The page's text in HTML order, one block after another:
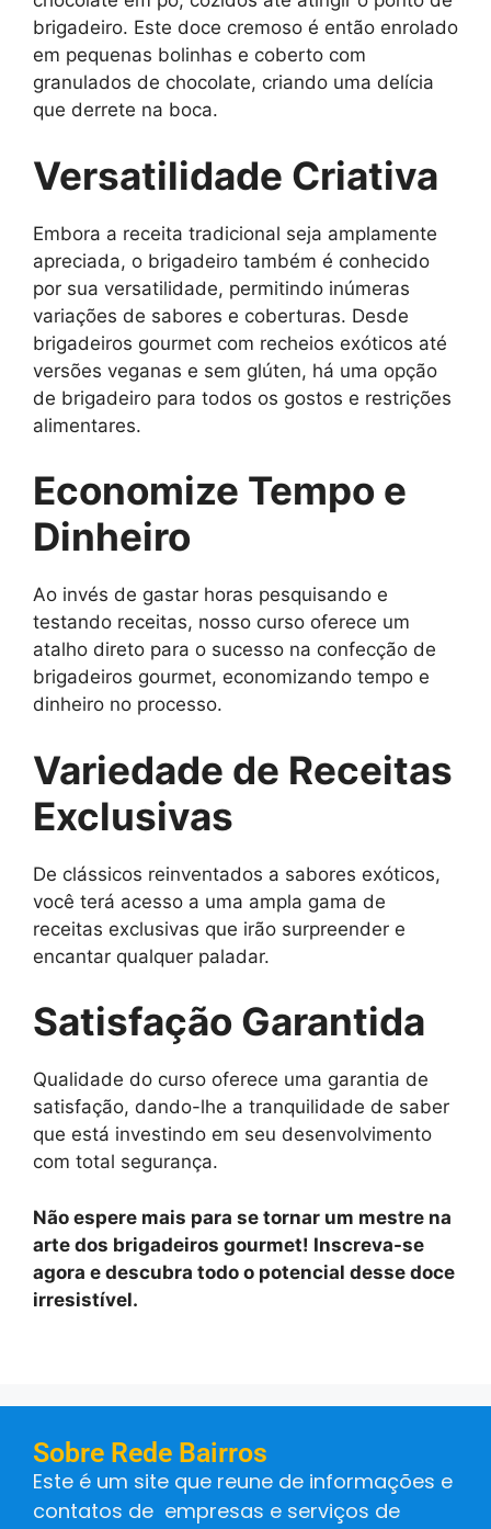
brigadeiro. Este doce cremoso é então enrolado
em pequenas bolinhas e coberto com
granulados de chocolate, criando uma delícia
que derrete na boca.
Versatilidade Criativa
Embora a receita tradicional seja amplamente
apreciada, o brigadeiro também é conhecido
por sua versatilidade, permitindo inúmeras
variações de sabores e coberturas. Desde
brigadeiros gourmet com recheios exóticos até
versões veganas e sem glúten, há uma opção
de brigadeiro para todos os gostos e restrições
alimentares.
Economize Tempo e
Dinheiro
Ao invés de gastar horas pesquisando e
testando receitas, nosso curso oferece um
atalho direto para o sucesso na confecção de
brigadeiros gourmet, economizando tempo e
dinheiro no processo.
Variedade de Receitas
Exclusivas
De clássicos reinventados a sabores exóticos,
você terá acesso a uma ampla gama de
receitas exclusivas que irão surpreender e
encantar qualquer paladar.
Satisfação Garantida
Qualidade do curso oferece uma garantia de
satisfação, dando-lhe a tranquilidade de saber
que está investindo em seu desenvolvimento
com total segurança.
Não espere mais para se tornar um mestre na
arte dos brigadeiros gourmet! Inscreva-se
agora e descubra todo o potencial desse doce
irresistível.
Sobre Rede Bairros
Este é um site que reune de informações e
contatos de empresas e serviços de